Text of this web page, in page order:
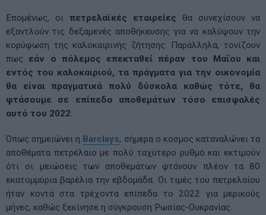
Επομένως, οι πετρελαϊκές εταιρείες θα συνεχίσουν να
εξαντλούν τις δεξαμενές αποθήκευσης για να καλύψουν την
κορύφωση της καλοκαιρινής ζήτησης. Παράλληλα, τονίζουν
πως εάν ο πόλεμος επεκταθεί πέραν του Μαΐου και
εντός του καλοκαιριού, τα πράγματα για την οικονομία
θα είναι πραγματικά πολύ δύσκολα καθώς τότε, θα
φτάσουμε σε επίπεδο αποθεμάτων τόσο επισφαλές
αυτό του 2022.
Όπως σημειώνει η Barclays, σήμερα ο κόσμος καταναλώνει τα
αποθέματα πετρέλαιο με πολύ ταχύτερο ρυθμό και εκτιμούν
ότι οι μειώσεις των αποθεμάτων φτάνουν πλέον τα 80
εκατομμύρια βαρέλια την εβδομάδα. Οι τιμές του πετρελαίου
ήταν κοντά στα τρέχοντα επίπεδα το 2022 για μερικούς
μήνες, καθώς ξεκίνησε η σύγκρουση Ρωσίας-Ουκρανίας.